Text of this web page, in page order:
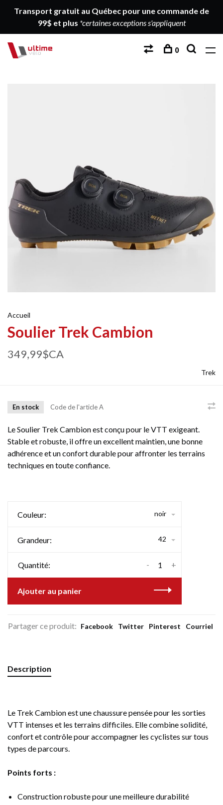
Transport gratuit au Québec pour une commande de
99$ et plus *certaines exceptions s'appliquent
0
Accueil
Soulier Trek Cambion
349,99$CA
Trek
En stock Code de l'articleA
Le Soulier Trek Cambion est conçu pour le VTT exigeant.
Stable et robuste, il offre un excellent maintien, une bonne
adhérence et un confort durable pour affronter les terrains
techniques en toute confiance.
Couleur: noir
Grandeur: 42
Quantité: +
-
Ajouter au panier
Partager ce produit: Facebook Twitter Pinterest Courriel
Description
Le Trek Cambion est une chaussure pensée pour les sorties
VTT intenses et les terrains difficiles. Elle combine solidité,
confort et contrôle pour accompagner les cyclistes sur tous
types de parcours.
Points forts :
Construction robuste pour une meilleure durabilité